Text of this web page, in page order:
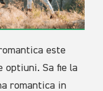
este
optiuni. Sa fie la
romantica in